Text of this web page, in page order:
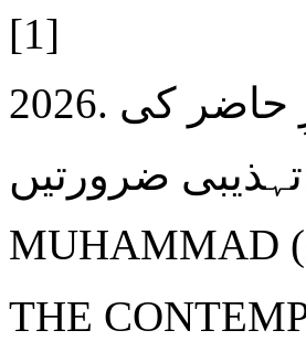
[1]
2026. رسول کریم ﷺ کی تعلیمات اور عصرِ حاضر کی
تہذیبی ضرورتیں: TEACHINGS OF THE PROPHET
MUHAMMAD (ﷺ) AND THE CULTURAL NEEDS OF
THE